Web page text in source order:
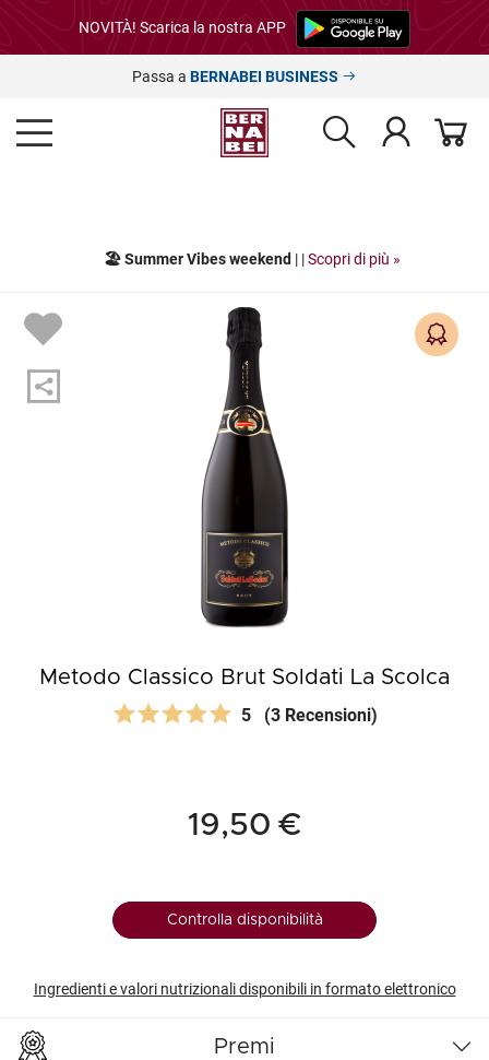
NOVITÀ! Scarica la nostra APP
Passa a BERNABEI BUSINESS
🏖️ Summer Vibes weekend| | Scopri di più »
Metodo Classico Brut Soldati La Scolca
5 (3 Recensioni)
19,50 €
Controlla disponibilità
Ingredienti e valori nutrizionali disponibili in formato elettronico
Premi